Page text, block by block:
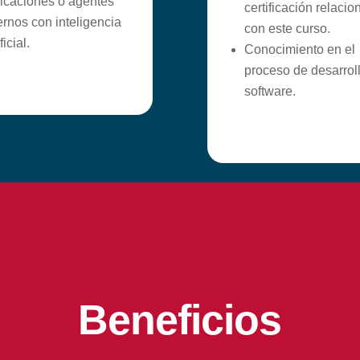
con inteligencia
certificación
con este curso.
Conocimiento en el
proceso de
software.
Beneficios